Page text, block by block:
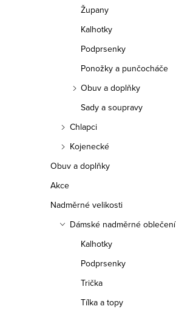
Župany
Kalhotky
Podprsenky
Ponožky a punčocháče
Obuv a doplňky
Sady a soupravy
Chlapci
Kojenecké
Obuv a doplňky
Akce
Nadměrné velikosti
Dámské nadměrné oblečení
Kalhotky
Podprsenky
Trička
Tílka a topy